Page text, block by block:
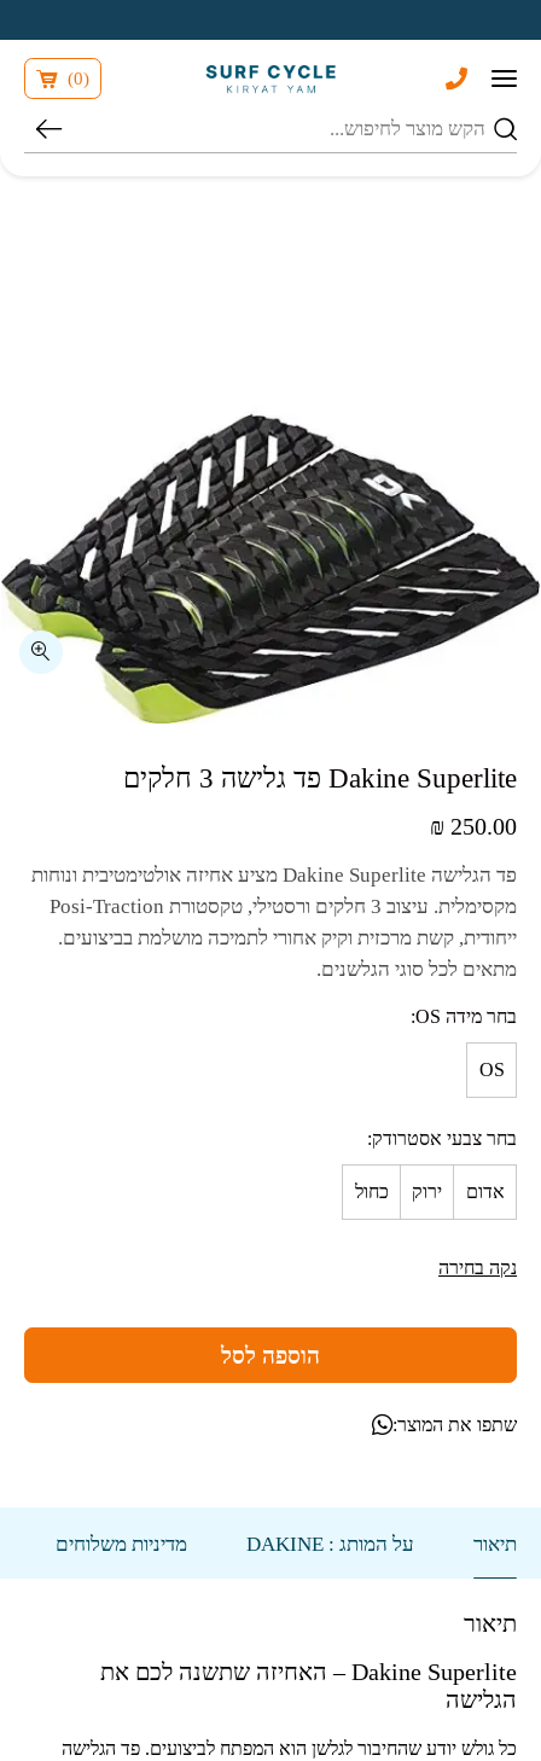
חיפוש
(
0
)
₪ 250.00
פד הגלישה Dakine Superliteמציע אחיזה אולטימטיבית ונוחות
מקסימלית. עיצוב 3 חלקים ורסטילי, טקסטורת
Posi-Traction
ייחודית, קשת מרכזית וקיק אחורי לתמיכה מושלמת בביצועים.
מתאים לכל סוגי הגלשנים.
בחר מידה OS
OS
בחר צבעי אסטרודק
אדום ירוק כחול
נקה בחירה
הוספה לסל
שתפו את המוצר:
תיאור על המותג : DAKINE מדיניות משלוחים
תיאור
Dakine Superlite– האחיזה שתשנה לכם את
הגלישה
כל גולש יודע שהחיבור לגלשן הוא המפתח לביצועים. פד הגלישה